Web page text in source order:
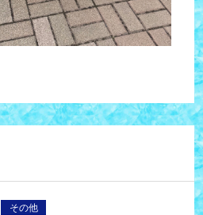
その他